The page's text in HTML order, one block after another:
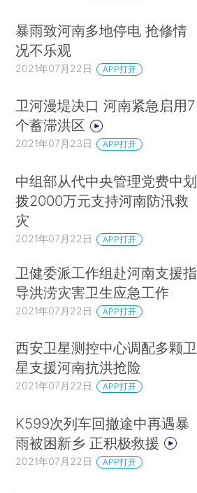
暴雨致河南多地停电 抢修情
况不乐观
2021年07月22日 APP打开
卫河漫堤决口 河南紧急启用7
个蓄滞洪区
2021年07月23日 APP打开
中组部从代中央管理党费中划
拨2000万元支持河南防汛救
灾
2021年07月22日 APP打开
卫健委派工作组赴河南支援指
导洪涝灾害卫生应急工作
2021年07月22日 APP打开
西安卫星测控中心调配多颗卫
星支援河南抗洪抢险
2021年07月22日 APP打开
K599次列车回撤途中再遇暴
雨被困新乡 正积极救援
2021年07月22日 APP打开